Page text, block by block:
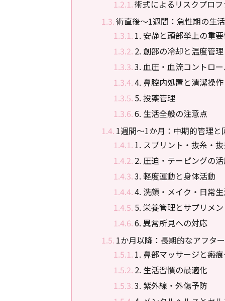
術式によるリスクプロ
術直後〜1週間：急性期の生
1. 安静と頭部挙上の重
2. 創部の冷却と温度管理
3. 血圧・血流コントロ
4. 鼻腔内処置と清潔操作
5. 投薬管理
6. 生活全般の注意点
1週間〜1か月：中期的管理
1. スプリント・抜糸・
2. 圧迫・テーピングの
3. 軽度運動と身体活動
4. 洗顔・メイク・日常
5. 栄養管理とサプリメ
6. 異常所見への対応
1か月以降：長期的なアフタ
1. 鼻部マッサージと瘢
2. 生活習慣の最適化
3. 紫外線・外傷予防